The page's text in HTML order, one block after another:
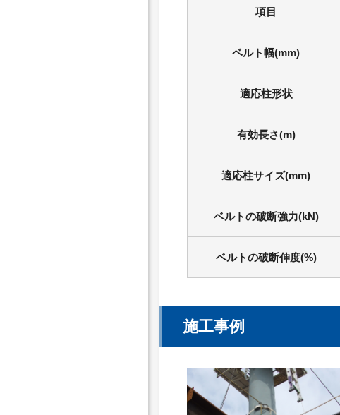
項目
ベルト幅(mm)
適応柱形状
有効長さ(m)
適応柱サイズ(mm)
ベルトの破断強力(kN)
ベルトの破断伸度(%)
施工事例